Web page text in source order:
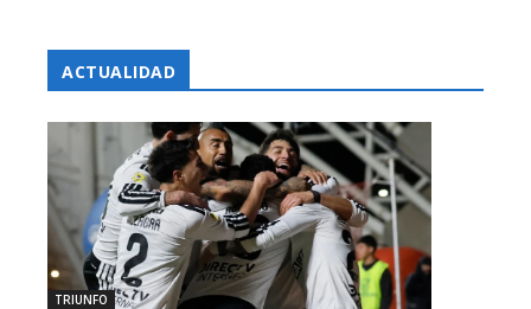
ACTUALIDAD
TRIUNFO